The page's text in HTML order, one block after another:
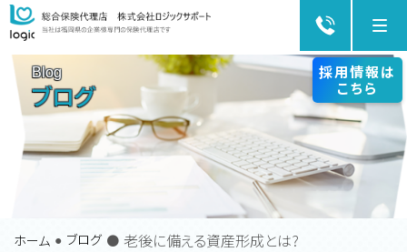
採用情報は
こちら
Blog
ブログ
ホーム ブログ ● 老後に備える資産形成とは?